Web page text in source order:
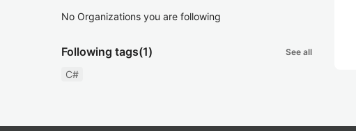
No Organizations you are following
Following tags(1) See all
C#